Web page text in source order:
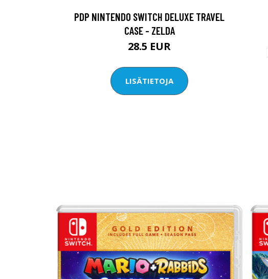
PDP NINTENDO SWITCH DELUXE TRAVEL
CASE - ZELDA
28.5 EUR
LISÄTIETOJA